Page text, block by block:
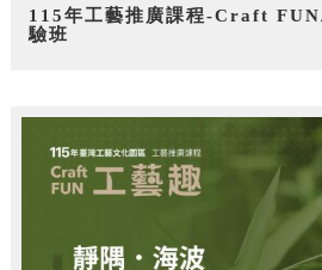
115年工藝推廣課程-Craft FUN
驗班